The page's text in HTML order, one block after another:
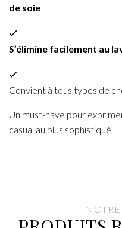
de soie
S’élimine facilement au
Convient à tous types de
Un must-have pour
casual au plus sophistiqué.